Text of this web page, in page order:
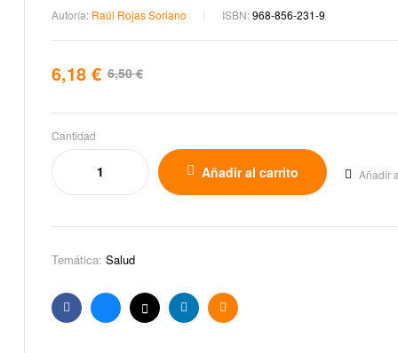
Autoría: Raúl Rojas Soriano ISBN:968-856-231-9
6,50€
6,18 €
Cantidad
Añadir al carrito Añadir
Temática: Salud
FacebookBlueskyX LinkedinEmail